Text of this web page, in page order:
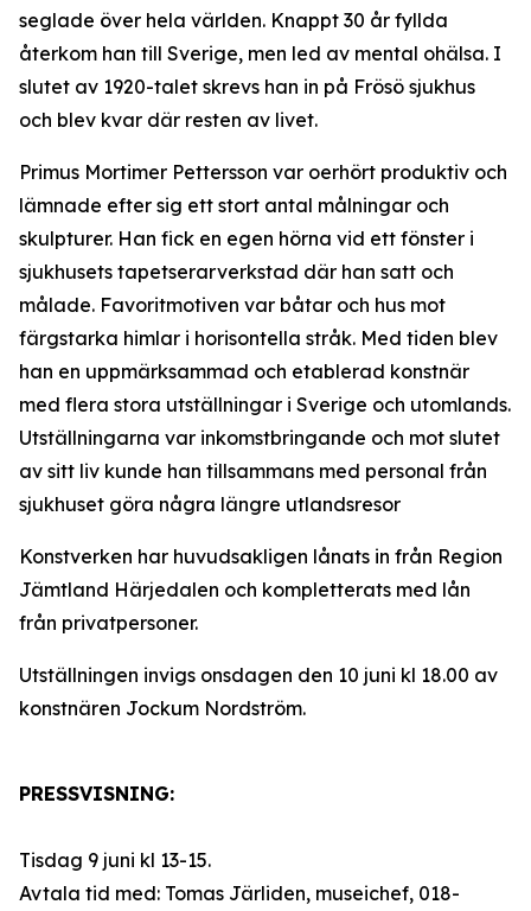
seglade över hela världen. Knappt 30 år fyllda
återkom han till Sverige, men led av mental ohälsa. I
slutet av 1920-talet skrevs han in på Frösö sjukhus
och blev kvar där resten av livet.
Primus Mortimer Pettersson var oerhört produktiv och
lämnade efter sig ett stort antal målningar och
skulpturer. Han fick en egen hörna vid ett fönster i
sjukhusets tapetserarverkstad där han satt och
målade. Favoritmotiven var båtar och hus mot
färgstarka himlar i horisontella stråk. Med tiden blev
han en uppmärksammad och etablerad konstnär
med flera stora utställningar i Sverige och utomlands.
Utställningarna var inkomstbringande och mot slutet
av sitt liv kunde han tillsammans med personal från
sjukhuset göra några längre utlandsresor
Konstverken har huvudsakligen lånats in från Region
Jämtland Härjedalen och kompletterats med lån
från privatpersoner.
Utställningen invigs onsdagen den 10 juni kl 18.00 av
konstnären Jockum Nordström.
PRESSVISNING:
Tisdag 9 juni kl 13-15.
Avtala tid med: Tomas Järliden, museichef, 018-